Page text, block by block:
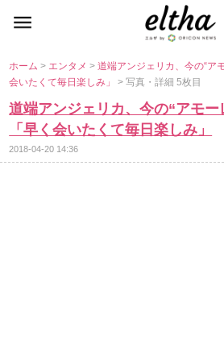
ホーム> エンタメ>道端アンジェリカ、今の“ア
会いたくて毎日楽しみ」> 写真・詳細 5枚目
道端アンジェリカ、今の“アモー
「早く会いたくて毎日楽しみ」
2018-04-20 14:36